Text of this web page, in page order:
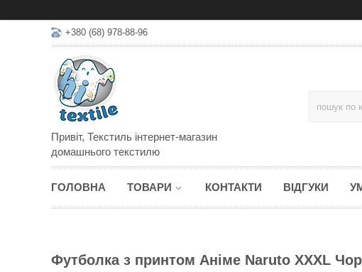
+380 (68) 978-88-96
Привіт, Текстиль інтернет-магазин
домашнього текстилю
ГОЛОВНА ТОВАРИ КОНТАКТИ ВІДГУКИ
Футболка з принтом Аніме Naruto XXXL